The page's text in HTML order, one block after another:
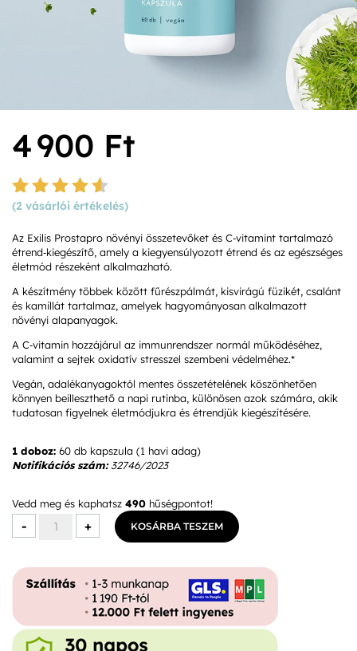
4 900 Ft
Értékelé
az 5-
ből,
értékelé
s
alapján
(2 vásárlói értékelés)
Az Exilis Prostapro növényi összetevőket és C‑vitamint tartalmazó
étrend‑kiegészítő, amely a kiegyensúlyozott étrend és az egészséges
életmód részeként alkalmazható.
A készítmény többek között fűrészpálmát, kisvirágú füzikét, csalánt
és kamillát tartalmaz, amelyek hagyományosan alkalmazott
növényi alapanyagok.
A C‑vitamin hozzájárul az immunrendszer normál működéséhez,
valamint a sejtek oxidatív stresszel szembeni védelméhez.*
Vegán, adalékanyagoktól mentes összetételének köszönhetően
könnyen beilleszthető a napi rutinba, különösen azok számára, akik
tudatosan figyelnek életmódjukra és étrendjük kiegészítésére.
1 doboz: 60 db kapszula (1 havi adag)
Notifikációs szám:32746/2023
Vedd meg és kaphatsz 490 hűségpontot!
-
Exilis
Prostapro
+ KOSÁRBA TESZEM